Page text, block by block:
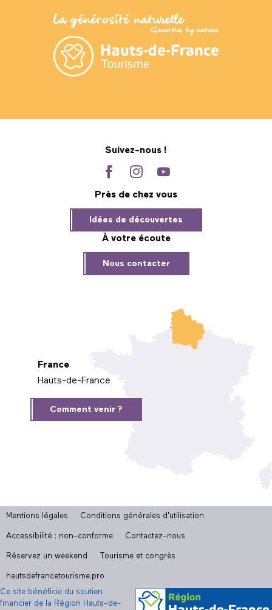
Suivez-nous !
Près de chez vous
Idées de découvertes
À votre écoute
Nous contacter
France
Hauts-de-France
Comment venir ?
Mentions légales Conditions générales d'utilisation
Accessibilité : non-conforme Contactez-nous
Réservez un weekend Tourisme et congrès
hautsdefrancetourisme.pro
Ce site bénéficie du soutien
financier de la Région Hauts-de-